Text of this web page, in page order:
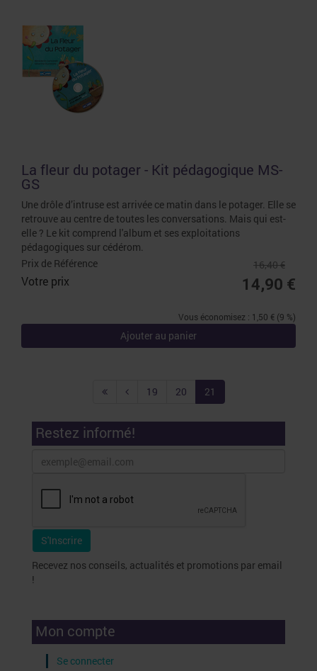
La fleur du potager - Kit pédagogique MS-
GS
Une drôle d’intruse est arrivée ce matin dans le potager. Elle se
retrouve au centre de toutes les conversations. Mais qui est-
elle ? Le kit comprend l'album et ses exploitations
pédagogiques sur cédérom.
Prix de Référence
16,40 €
Votre prix 14,90 €
Vous économisez : 1,50 € (9 %)
Ajouter au panier
19 20 21
Restez informé!
Recevez nos conseils, actualités et promotions par email
!
Mon compte
Se connecter